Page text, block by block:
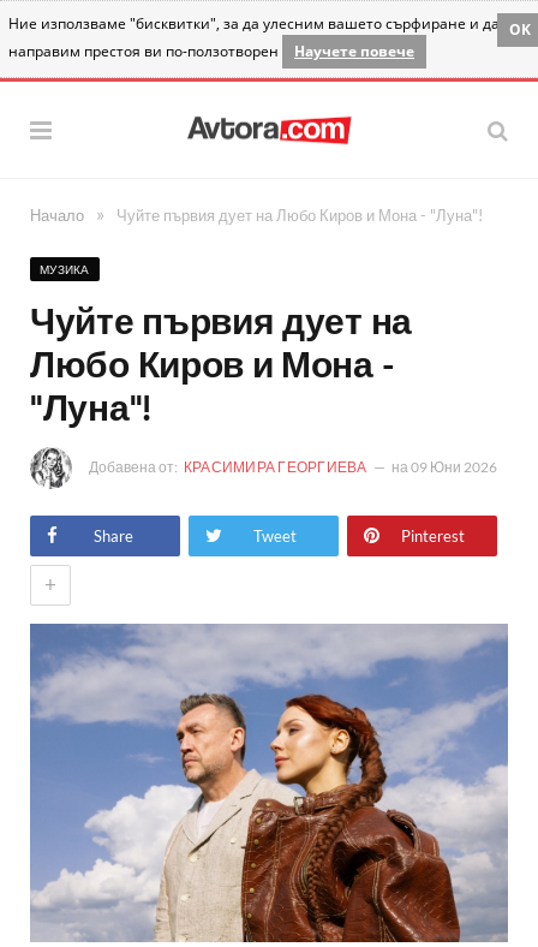
Ние използваме "бисквитки", за да улесним вашето сърфиране и да
направим престоя ви по-ползотворен
Научете повече
OK
Начало » Чуйте първия дует на Любо Киров и Мона - "Луна"!
МУЗИКА
Чуйте първия дует на
Любо Киров и Мона -
"Луна"!
Добавена от: КРАСИМИРА ГЕОРГИЕВА на 09 Юни 2026
Share Tweet Pinterest
+